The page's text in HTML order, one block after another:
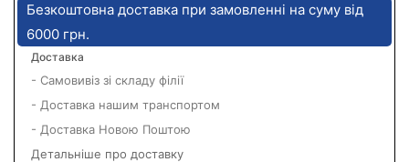
Безкоштовна доставка при замовленні на суму від
6000 грн.
Доставка
- Самовивіз зі складу філії
- Доставка нашим транспортом
- Доставка Новою Поштою
Детальніше про доставку